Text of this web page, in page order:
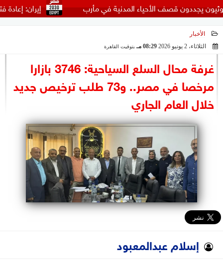
السياسة
الرئاسة
البرلمان
الوزارات
الأحزاب
إيران: إعادة فتح مضيق قصف الأحياء المدنية في مأرب
الأخبار
الثلاثاء، 2 يونيو 2026
08:29 مـ بتوقيت القاهرة
غرفة محال السلع السياحية: 3746 بازارا
مرخصا في مصر.. و73 طلب ترخيص جديد
خلال العام الجاري
إسلام عبدالمعبود